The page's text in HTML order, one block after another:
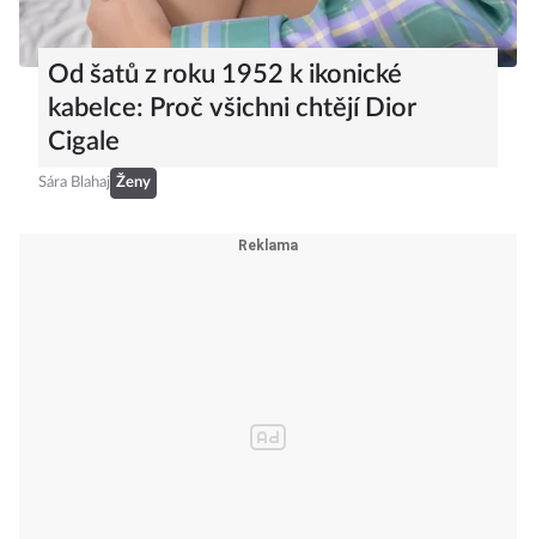
Od šatů z roku 1952 k ikonické
kabelce: Proč všichni chtějí Dior
Cigale
Ženy